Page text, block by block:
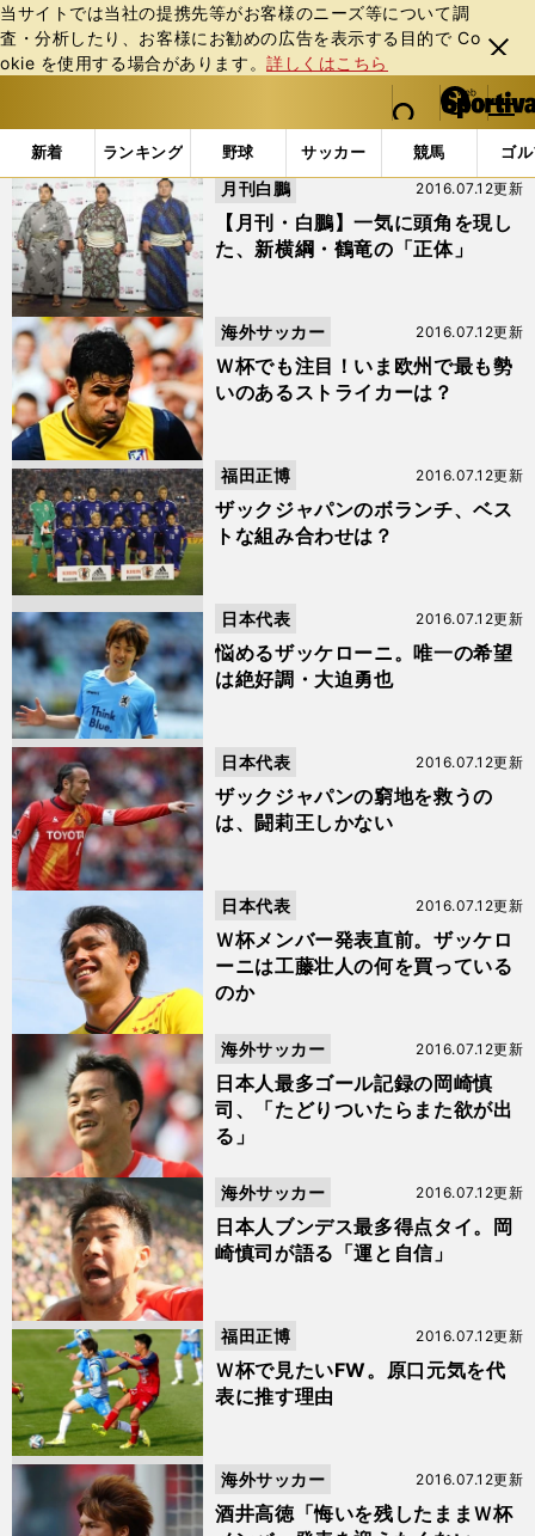
当サイトでは当社の提携先等がお客様のニーズ等について調
査・分析したり、お客様にお勧めの広告を表⽰する⽬的で Co
okie を使⽤する場合があります。詳しくはこちら
閉じ
る
web Sportiva (webスポルティーバ)
検索
マイペ
ー
ジ
メニュ
新着 ランキング 野球 サッカー 競馬 ゴ
b
ス
ポ
ル
テ
ィ
ー
バ
「岡崎慎司」の検索結果 (26ページ目)
【月刊・白鵬】一気に頭角を現し
た、新横綱・鶴竜の「正体」
2016.07.12更新
月刊白鵬
Ｗ杯でも注目！いま欧州で最も勢
いのあるストライカーは？
2016.07.12更新
海外サッカー
ザックジャパンのボランチ、ベス
トな組み合わせは？
2016.07.12更新
福田正博
悩めるザッケローニ。唯一の希望
は絶好調・大迫勇也
2016.07.12更新
日本代表
ザックジャパンの窮地を救うの
は、闘莉王しかない
2016.07.12更新
日本代表
Ｗ杯メンバー発表直前。ザッケロ
ーニは工藤壮人の何を買っている
のか
2016.07.12更新
日本代表
日本人最多ゴール記録の岡崎慎
司、「たどりついたらまた欲が出
る」
2016.07.12更新
海外サッカー
日本人ブンデス最多得点タイ。岡
崎慎司が語る「運と自信」
2016.07.12更新
海外サッカー
Ｗ杯で見たいFW。原口元気を代
表に推す理由
2016.07.12更新
福田正博
酒井高徳「悔いを残したままＷ杯
2016.07.12更新
海外サッカー